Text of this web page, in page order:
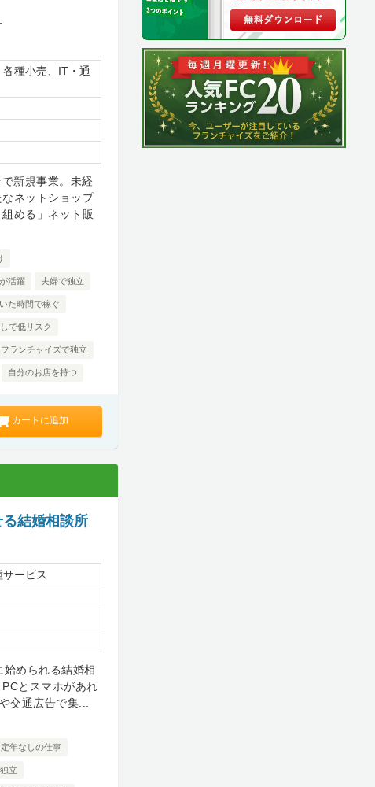
種小売、IT・通
新規事業。未経
ネットショップ
める」ネット販
活躍 夫婦で独立
た時間で稼ぐ
で低リスク
ランチャイズで独立
自分のお店を持つ
カートに追加
結婚相談所
ービス
められる結婚相
とスマホがあれ
交通広告で集...
定年なしの仕事
立